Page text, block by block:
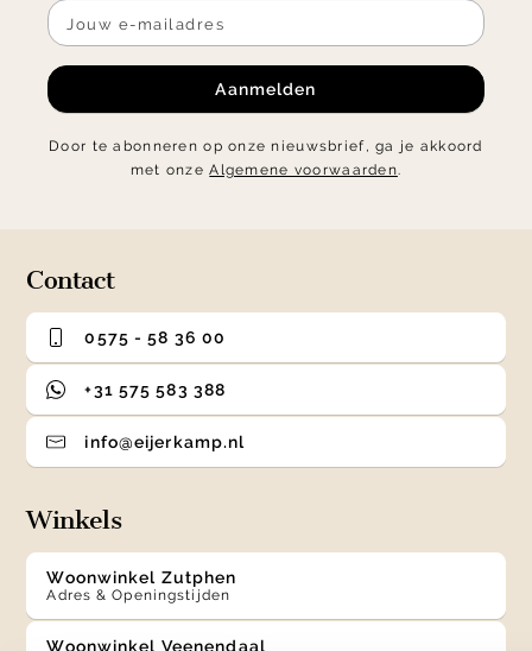
Aanmelden
Door te abonneren op onze nieuwsbrief, ga je akkoord
met onzeAlgemene voorwaarden.
Contact
0575 - 58 36 00
+31 575 583 388
info@eijerkamp.nl
Winkels
Woonwinkel Zutphen
Adres & Openingstijden
Woonwinkel Veenendaal